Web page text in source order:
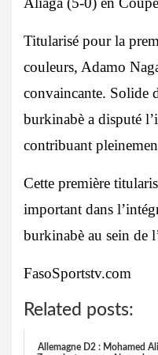
Titularisé pour la
couleurs, Adamo
convaincante. Solide
burkinabè a disputé
contribuant
Cette première
important dans
burkinabè au sein de
FasoSportstv.com
Related posts:
Allemagne D2 : Mohamed Ali